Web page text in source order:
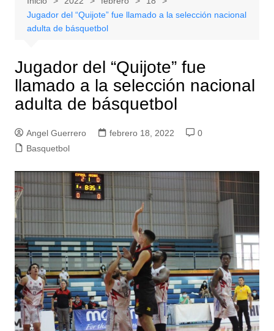
Jugador del “Quijote” fue llamado a la selección nacional
adulta de básquetbol
Jugador del “Quijote” fue
llamado a la selección nacional
adulta de básquetbol
Angel Guerrero febrero 18, 2022
0
Basquetbol